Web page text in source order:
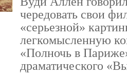
чередовать свои
«серьезной»
легкомысленную
«Полночь в
драматического